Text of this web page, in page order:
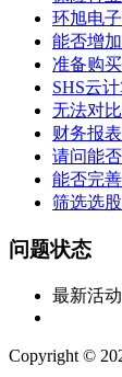
环旭电
能否增
准备购
SHS云
无法对
财务报
请问能
能否完
筛选选
问题状态
最新活
Copyright ©